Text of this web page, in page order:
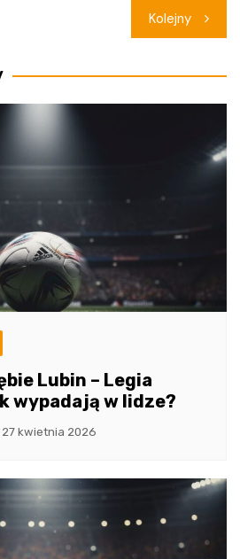
Kolejny
Lubin – Legia
wypadają w lidze?
27 kwietnia 2026